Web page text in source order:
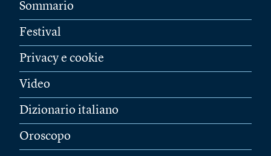
Sommario
Festival
Privacy e cookie
Video
Dizionario italiano
Oroscopo